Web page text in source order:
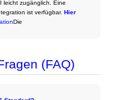
leicht zugänglich. Eine
ist verfügbar.Hier
Die
(FAQ)